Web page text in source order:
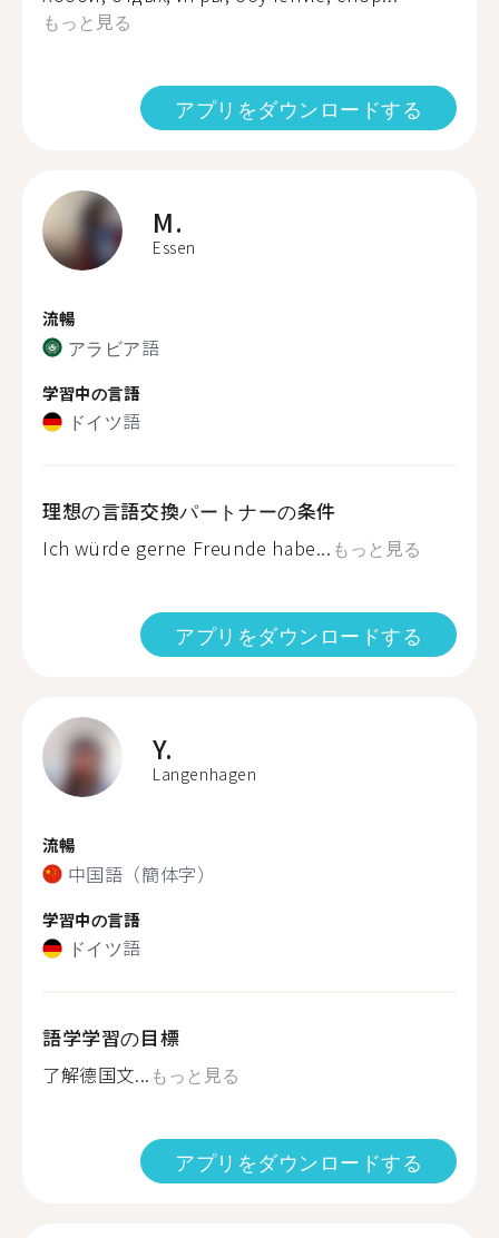
もっと見る
アプリをダウンロードする
M.
Essen
流暢
アラビア語
学習中の言語
ドイツ語
理想の言語交換パートナーの条件
Ich würde gerne Freunde habe... もっと見る
アプリをダウンロードする
Y.
Langenhagen
流暢
中国語（簡体字）
学習中の言語
ドイツ語
語学学習の目標
了解德国文... もっと見る
アプリをダウンロードする